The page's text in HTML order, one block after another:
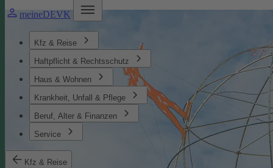
meineDEVK
Kfz & Reise
Haftpflicht & Rechtsschutz
Haus & Wohnen
Krankheit, Unfall & Pflege
Beruf, Alter & Finanzen
Service
Kfz & Reise